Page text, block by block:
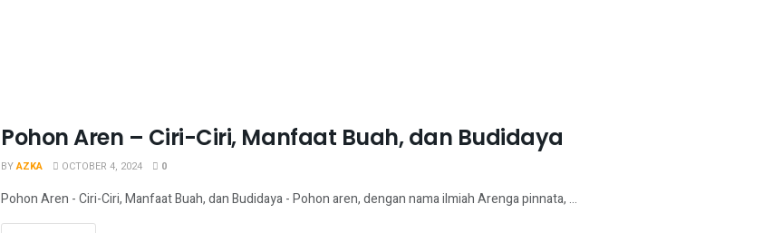
Pohon Aren – Ciri-Ciri, Manfaat Buah, dan Budidaya
BYAZKA OCTOBER 4, 2024 0
Pohon Aren - Ciri-Ciri, Manfaat Buah, dan Budidaya - Pohon aren, dengan nama ilmiah Arenga pinnata, ...